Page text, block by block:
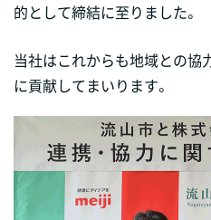
的として締結に至りました。
当社はこれからも地域との協
に貢献してまいります。